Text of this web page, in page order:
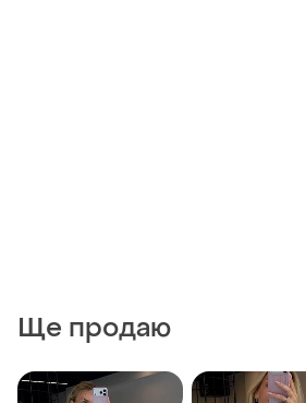
Ще продаю